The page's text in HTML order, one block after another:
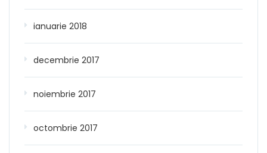
ianuarie 2018
decembrie 2017
noiembrie 2017
octombrie 2017